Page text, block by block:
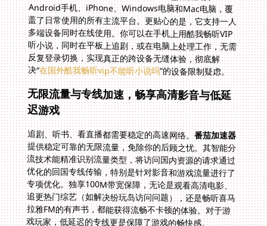
决“在国外酷我畅听vip不能听小说吗”的设备限制疑虑。
无限流量与专线加速，畅享高清影音与低延
迟游戏
追剧、听书、看直播都需要稳定的高速网络。番茄加速器
提供稳定可靠的无限流量，免除你的后顾之忧。其智能分
流技术能精准识别流量类型，将访问国内资源的请求通过
优化的回国专线传输，特别是针对影音和游戏流量进行了
专项优化。独享100M带宽保障，无论是观看高清电影、
追更热门综艺（如解决纷玩岛访问问题），还是畅听喜马
拉雅FM的有声书，都能获得流畅不卡顿的体验。对于游
戏玩家，低延迟的专线更是保障了游戏的畅快感。